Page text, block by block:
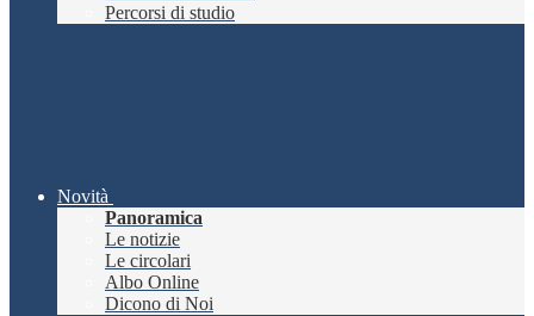
Percorsi di studio
Novità
Panoramica
Le notizie
Le circolari
Albo Online
Dicono di Noi